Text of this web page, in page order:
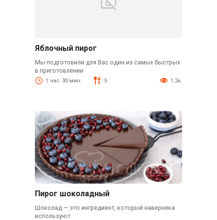
Яблочный пирог
Мы подготовили для Вас один из самых быстрых
в приготовлении
1 час. 30 мин. 5 1.2к.
Пирог шоколадный
Шоколад — это ингредиент, который наверняка
используют